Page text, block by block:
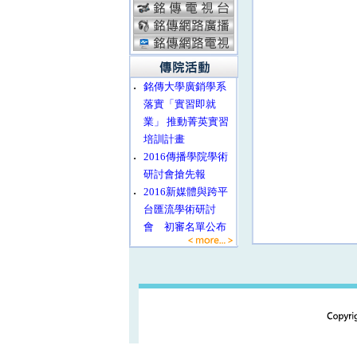
‧
銘傳大學廣銷學系
落實「實習即就
業」 推動菁英實習
培訓計畫
‧
2016傳播學院學術
研討會搶先報
‧
2016新媒體與跨平
台匯流學術研討
會 初審名單公布